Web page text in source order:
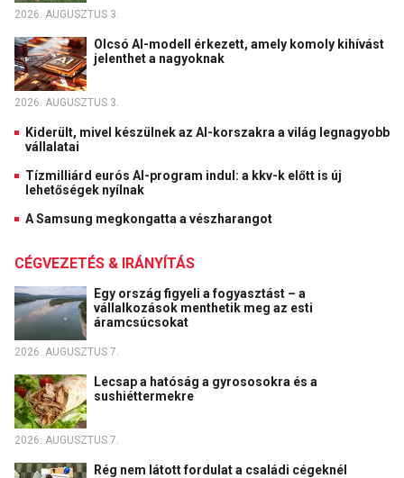
2026. AUGUSZTUS 3.
Olcsó AI-modell érkezett, amely komoly kihívást
jelenthet a nagyoknak
2026. AUGUSZTUS 3.
Kiderült, mivel készülnek az AI-korszakra a világ legnagyobb
vállalatai
Tízmilliárd eurós AI-program indul: a kkv-k előtt is új
lehetőségek nyílnak
A Samsung megkongatta a vészharangot
CÉGVEZETÉS & IRÁNYÍTÁS
Egy ország figyeli a fogyasztást – a
vállalkozások menthetik meg az esti
áramcsúcsokat
2026. AUGUSZTUS 7.
Lecsap a hatóság a gyrososokra és a
sushiéttermekre
2026. AUGUSZTUS 7.
Rég nem látott fordulat a családi cégeknél